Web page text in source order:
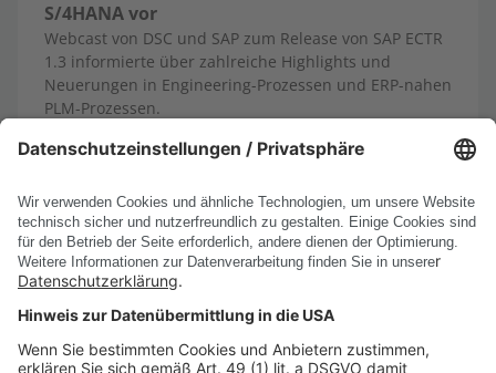
S/4HANA vor
Webcast von DSC und SAP zum Release von SAP ECTR
1.3 informierte über zahlreiche Highlights und
Neuerungen in Engineering-Prozessen und ERP-nahen
PLM-Prozessen.
13.10.2025 Mehr erfahren
Alle News anzeigen